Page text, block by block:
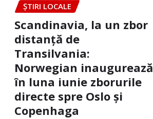
ȘTIRI LOCALE
Scandinavia, la un zbor
distanță de
Transilvania:
Norwegian inaugurează
în luna iunie zborurile
directe spre Oslo și
Copenhaga